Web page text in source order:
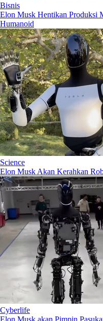
Bisnis
Elon Musk Hentikan Produksi
Humanoid
Science
Elon Musk Akan Kerahkan
Cyberlife
Elon Musk akan Pimpin